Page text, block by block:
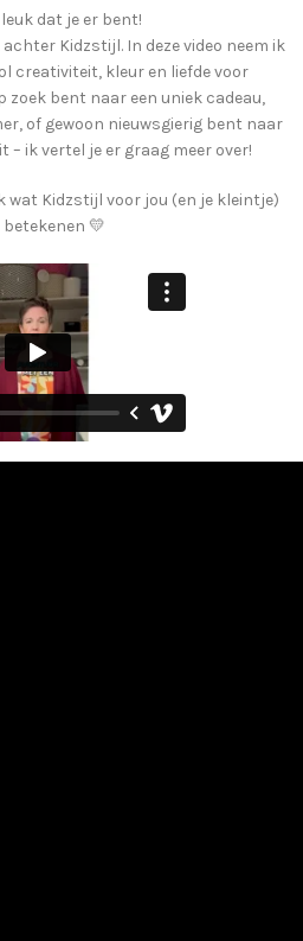
leuk dat je er bent!
Kidzstijl. In deze video neem ik
creativiteit, kleur en liefde voor
zoek bent naar een uniek cadeau,
of gewoon nieuwsgierig bent naar
– ik vertel je er graag meer over!
wat Kidzstijl voor jou (en je kleintje)
betekenen 💛